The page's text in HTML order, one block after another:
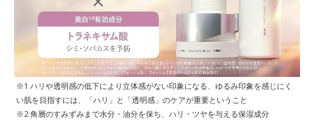
※1 ハリや透明感の低下により立体感がない印象になる、ゆるみ印象を感じにく
い肌を目指すには、「ハリ」と「透明感」のケアが重要ということ
※2 角層のすみずみまで水分・油分を保ち、ハリ・ツヤを与える保湿成分